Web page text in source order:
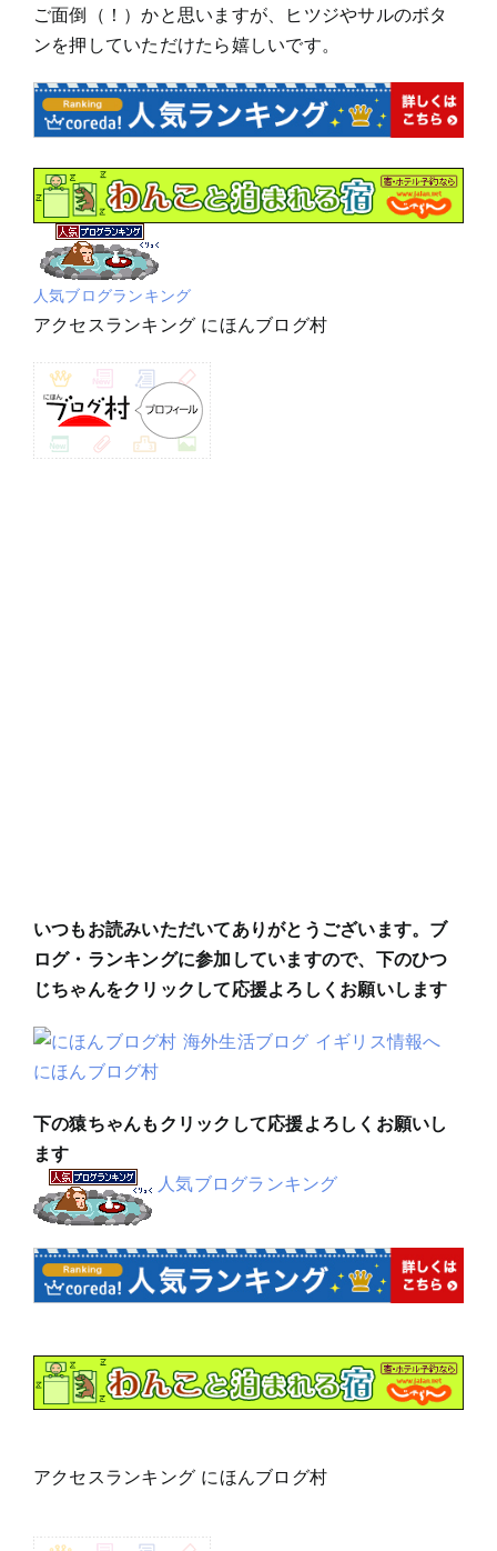
ご面倒（！）かと思いますが、ヒツジやサルのボタ
ンを押していただけたら嬉しいです。
人気ブログランキング
アクセスランキング にほんブログ村
いつもお読みいただいてありがとうございます。ブ
ログ・ランキングに参加していますので、下のひつ
じちゃんをクリックして応援よろしくお願いします
にほんブログ村
下の猿ちゃんもクリックして応援よろしくお願いし
ます
人気ブログランキング
アクセスランキング にほんブログ村